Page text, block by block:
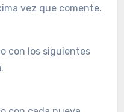
vez que comente.
con los siguientes